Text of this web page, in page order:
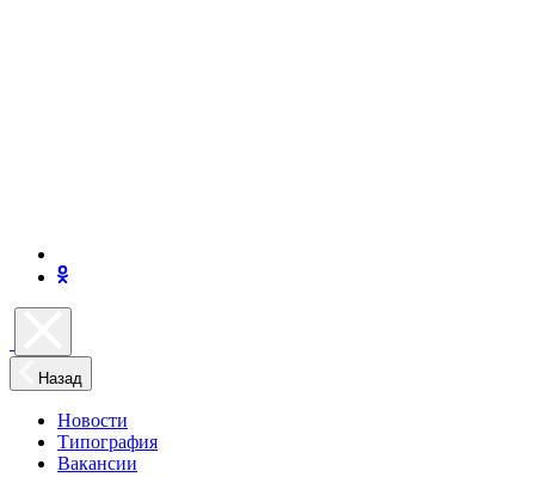
Назад
Новости
Типография
Вакансии